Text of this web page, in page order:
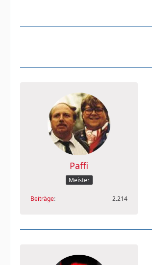
Paffi
Meister
Beiträge 2.214